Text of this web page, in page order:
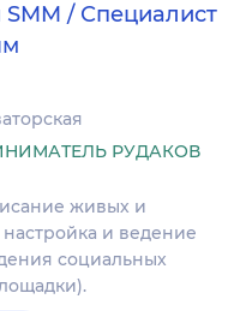
/ Специалист
РУДАКОВ
живых и
и ведение
социальных